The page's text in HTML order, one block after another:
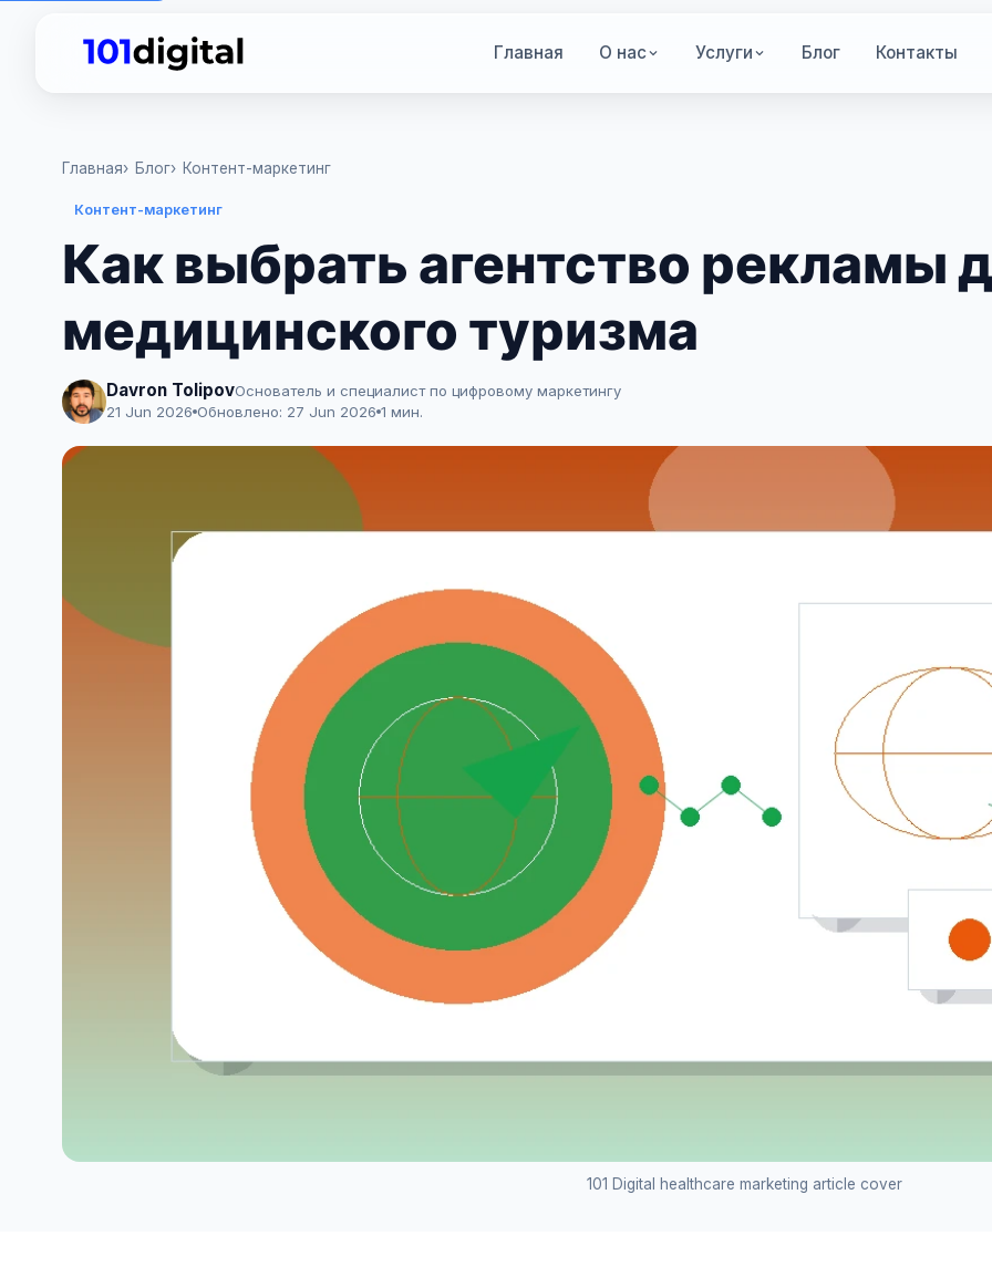
Главная О нас Услуги Блог Контакты
Главная Блог Контент-маркетинг
Контент-маркетинг
Как выбрать агентство рекламы
медицинского туризма
Davron TolipovОснователь и специалист по цифровому маркетингу
21 Jun 2026 Обновлено: 27 Jun 2026 1 мин.
101 Digital healthcare marketing article cover